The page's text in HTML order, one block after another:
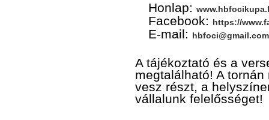
Honlap:
Facebook: https://
E-mail: hbfoci@gmail.com
A tájékoztató és a
megtalálható! A
vesz részt, a
vállalunk felelősséget!